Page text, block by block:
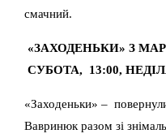
смачний.
«ЗАХОДЕНЬКИ» З
СУБОТА, 13:00,
«Заходеньки» –
Вавринюк разом зі